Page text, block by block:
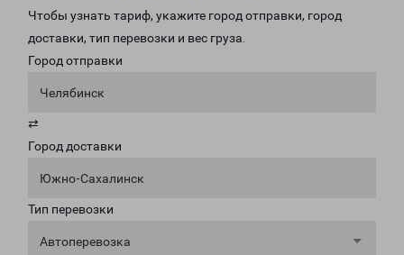
Чтобы узнать тариф, укажите город отправки, город
доставки, тип перевозки и вес груза.
Город отправки
Челябинск
⇄
Город доставки
Южно-Сахалинск
Тип перевозки
Автоперевозка